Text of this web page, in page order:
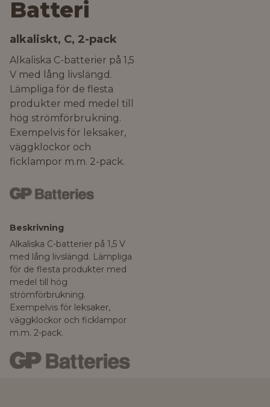
Batteri
alkaliskt, C, 2-pack
Alkaliska C-batterier på 1,5
V med lång livslängd.
Lämpliga för de flesta
produkter med medel till
hög strömförbrukning.
Exempelvis för leksaker,
väggklockor och
ficklampor m.m. 2-pack.
Beskrivning
Alkaliska C-batterier på 1,5 V
med lång livslängd. Lämpliga
för de flesta produkter med
medel till hög
strömförbrukning.
Exempelvis för leksaker,
väggklockor och ficklampor
m.m. 2-pack.